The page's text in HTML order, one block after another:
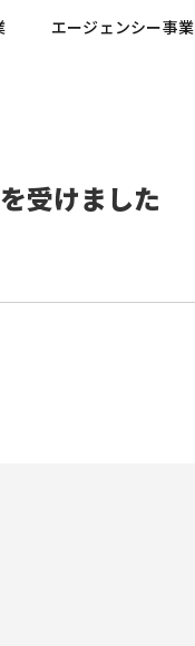
受けました
エージェンシー事業